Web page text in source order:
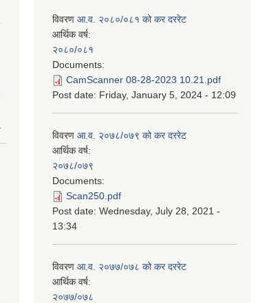
विवरण आ.व. २०८०/०८१ को कर दररेट
आर्थिक वर्ष:
२०८०/०८१
Documents:
CamScanner 08-28-2023 10.21.pdf
Post date: Friday, January 5, 2024 - 12:09
विवरण आ.व. २०७८/०७९ को कर दररेट
आर्थिक वर्ष:
२०७८/०७९
Documents:
Scan250.pdf
Post date: Wednesday, July 28, 2021 -
13:34
विवरण आ.व. २०७७/०७८ को कर दररेट
आर्थिक वर्ष:
२०७७/०७८